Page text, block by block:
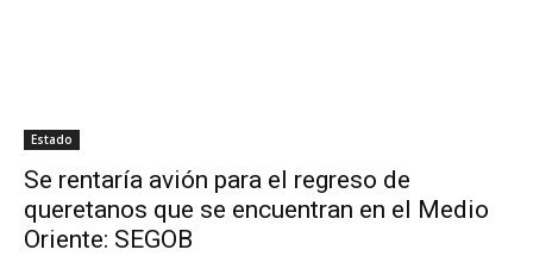
Estado
Se rentaría avión para el regreso de
queretanos que se encuentran en el Medio
Oriente: SEGOB